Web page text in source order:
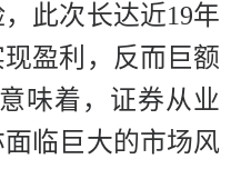
此次长达近19年
盈利，反而巨额
味着，证券从业
临巨大的市场风